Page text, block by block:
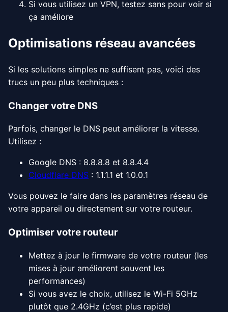
Si vous utilisez un VPN, testez sans pour voir si
ça améliore
Optimisations réseau avancées
Si les solutions simples ne suffisent pas, voici des
trucs un peu plus techniques :
Changer votre DNS
Parfois, changer le DNS peut améliorer la vitesse.
Utilisez :
Google DNS : 8.8.8.8 et 8.8.4.4
Cloudflare DNS : 1.1.1.1 et 1.0.0.1
Vous pouvez le faire dans les paramètres réseau de
votre appareil ou directement sur votre routeur.
Optimiser votre routeur
Mettez à jour le firmware de votre routeur (les
mises à jour améliorent souvent les
performances)
Si vous avez le choix, utilisez le Wi-Fi 5GHz
plutôt que 2.4GHz (c’est plus rapide)